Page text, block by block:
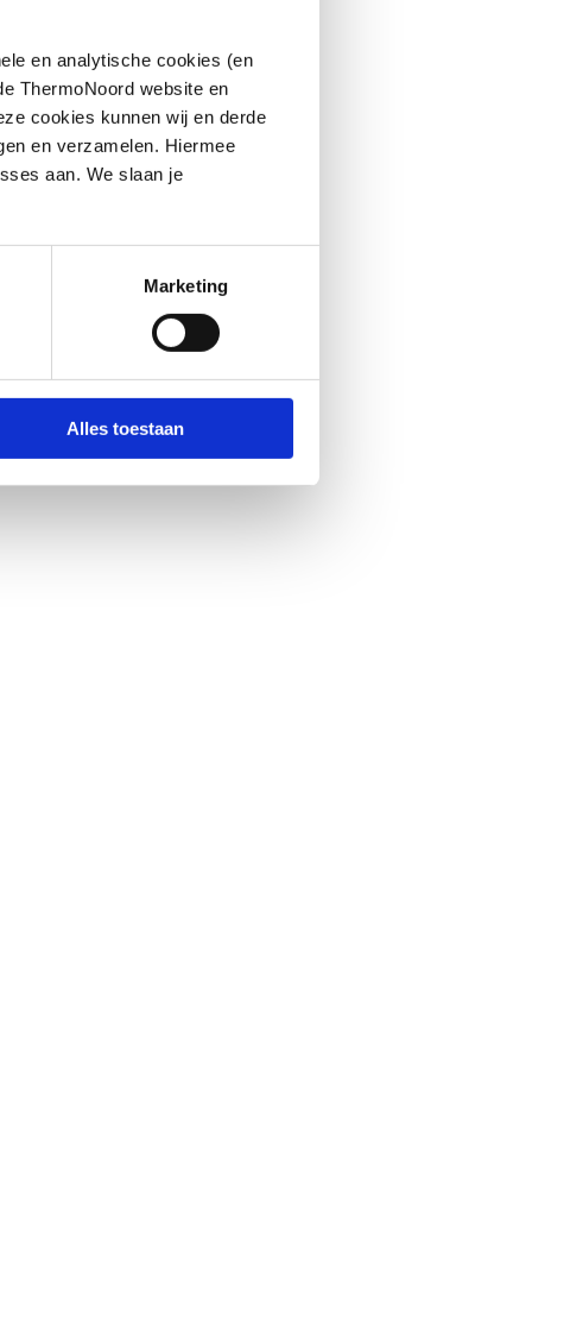
en analytische cookies (en
ThermoNoord website en
cookies kunnen wij en derde
en verzamelen. Hiermee
aan. We slaan je
Marketing
Alles toestaan